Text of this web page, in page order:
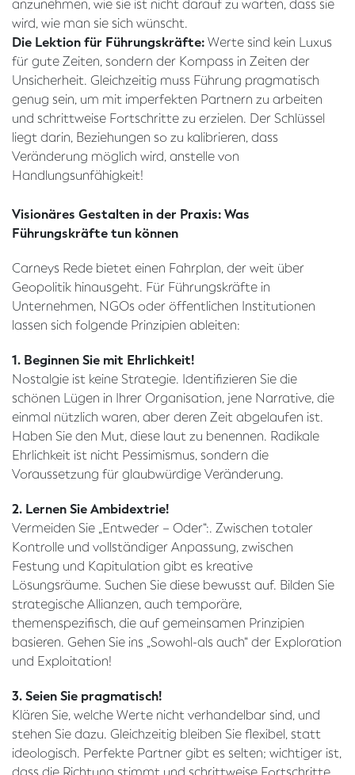
anzunehmen, wie sie ist nicht darauf zu warten, dass sie
wird, wie man sie sich wünscht.
Die Lektion für Führungskräfte:Werte sind kein Luxus
für gute Zeiten, sondern der Kompass in Zeiten der
Unsicherheit. Gleichzeitig muss Führung pragmatisch
genug sein, um mit imperfekten Partnern zu arbeiten
und schrittweise Fortschritte zu erzielen. Der Schlüssel
liegt darin, Beziehungen so zu kalibrieren, dass
Veränderung möglich wird, anstelle von
Handlungsunfähigkeit!
Visionäres Gestalten in der Praxis: Was
Führungskräfte tun können
Carneys Rede bietet einen Fahrplan, der weit über
Geopolitik hinausgeht. Für Führungskräfte in
Unternehmen, NGOs oder öffentlichen Institutionen
lassen sich folgende Prinzipien ableiten:
1. Beginnen Sie mit Ehrlichkeit!
Nostalgie ist keine Strategie. Identifizieren Sie die
schönen Lügen in Ihrer Organisation, jene Narrative, die
einmal nützlich waren, aber deren Zeit abgelaufen ist.
Haben Sie den Mut, diese laut zu benennen. Radikale
Ehrlichkeit ist nicht Pessimismus, sondern die
Voraussetzung für glaubwürdige Veränderung.
2. Lernen Sie Ambidextrie!
Vermeiden Sie „Entweder – Oder“:. Zwischen totaler
Kontrolle und vollständiger Anpassung, zwischen
Festung und Kapitulation gibt es kreative
Lösungsräume. Suchen Sie diese bewusst auf. Bilden Sie
strategische Allianzen, auch temporäre,
themenspezifisch, die auf gemeinsamen Prinzipien
basieren. Gehen Sie ins „Sowohl-als auch“ der Exploration
und Exploitation!
3. Seien Sie pragmatisch!
Klären Sie, welche Werte nicht verhandelbar sind, und
stehen Sie dazu. Gleichzeitig bleiben Sie flexibel, statt
ideologisch. Perfekte Partner gibt es selten; wichtiger ist,